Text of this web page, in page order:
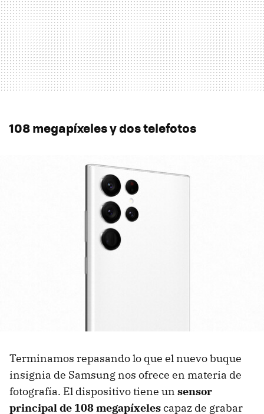
108 megapíxeles y dos telefotos
Terminamos repasando lo que el nuevo buque
insignia de Samsung nos ofrece en materia de
fotografía. El dispositivo tiene un sensor
principal de 108 megapíxelescapaz de grabar